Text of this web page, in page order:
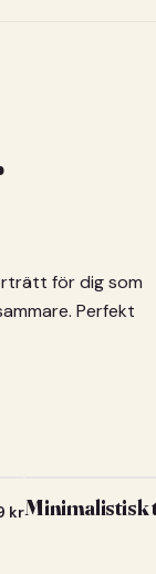
för dig som
Perfekt
krMinimalistisk